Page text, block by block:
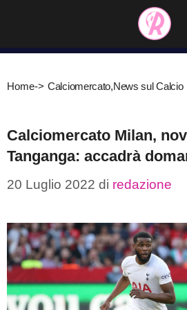
contenuto
Home-> Calciomercato,News sul Calcio
Calciomercato Milan,
Tanganga: accadrà
20 Luglio 2022 di redazione